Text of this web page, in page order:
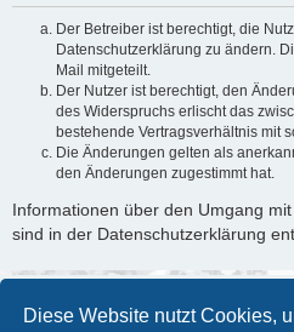
Diese Website nutzt Cookies,
Der Betreiber ist berechtigt, die
Datenschutzerklärung zu ändern.
Mail mitgeteilt.
Der Nutzer ist berechtigt, den
des Widerspruchs erlischt das
bestehende Vertragsverhältnis mit
Die Änderungen gelten als
den Änderungen zugestimmt hat.
Informationen über den Umgang
sind in der Datenschutzerklärung